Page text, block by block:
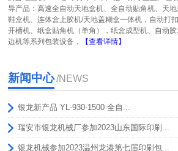
导产品：高速全自动天地盒机、全自动贴角机、天
鞋盒机、连体盒上胶机/天地盖糊盒一体机，自动打
开槽机、纸盒贴角机（单角），纸盒成型机、自动
边机等系列包装设备，
【查看详情】
新闻中心/NEWS
银龙新产品 YL-930-1500 全自...
瑞安市银龙机械厂参加2023山东国际印刷...
银龙机械参加2023温州龙港第七届印刷包...